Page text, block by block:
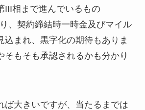
III相まで進んでいるもの
、契約締結時一時金及びマイル
込まれ、黒字化の期待もありま
そもそも承認されるかも分かり
ば大きいですが、当たるまでは